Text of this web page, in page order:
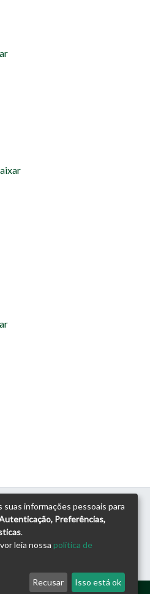
informações pessoais para
Preferências,
.
leia nossa política de
Recusar Isso está ok